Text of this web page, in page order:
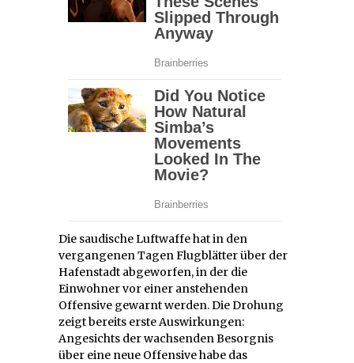
Die saudische Luftwaffe hat in den
vergangenen Tagen Flugblätter über der
Hafenstadt abgeworfen, in der die
Einwohner vor einer anstehenden
Offensive gewarnt werden. Die Drohung
zeigt bereits erste Auswirkungen:
Angesichts der wachsenden Besorgnis
über eine neue Offensive habe das